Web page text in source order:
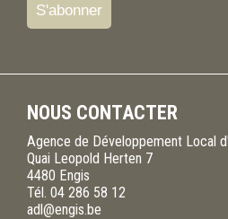
NOUS CONTACTER
Agence de Développement Local
Quai Leopold Herten 7
4480 Engis
Tél. 04 286 58 12
adl@engis.be